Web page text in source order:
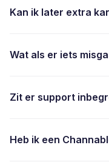
Kan ik later extra
Wat als er iets
Zit er support
Heb ik een